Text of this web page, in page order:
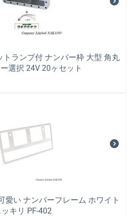
トランプ付 ナンバー枠 大型 角丸
選択 24V 20ヶセット
愛い ナンバーフレーム ホワイト
キリ PF-402